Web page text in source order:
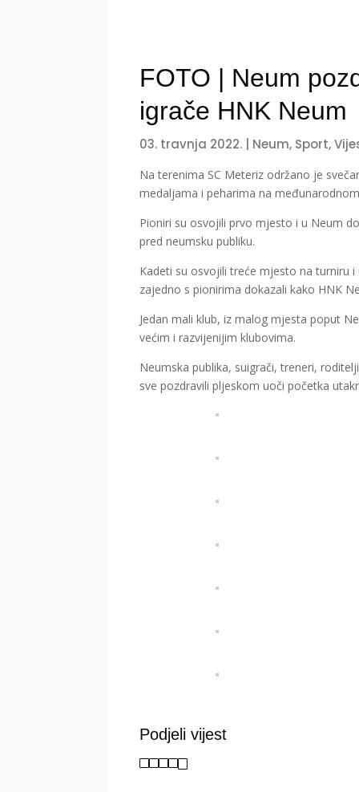
FOTO | Neum
igrače HNK Neum
03. travnja 2022. Neum, Sport,
Na terenima SC Meteriz održano je
medaljama i peharima na
Pioniri su osvojili prvo mjesto i u Neum
pred neumsku publiku.
Kadeti su osvojili treće mjesto na turniru
zajedno s pionirima dokazali kako HNK
Jedan mali klub, iz malog mjesta poput
većim i razvijenijim klubovima.
Neumska publika, suigrači, treneri,
sve pozdravili pljeskom uoči početka
Podjeli vijest